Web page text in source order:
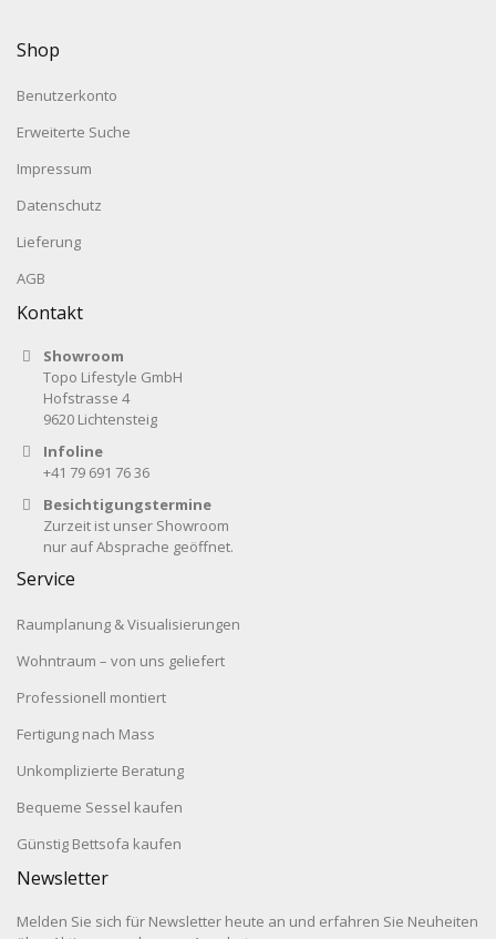
Shop
Benutzerkonto
Erweiterte Suche
Impressum
Datenschutz
Lieferung
AGB
Kontakt
Showroom
Topo Lifestyle GmbH
Hofstrasse 4
9620 Lichtensteig
Infoline
+41 79 691 76 36
Besichtigungstermine
Zurzeit ist unser Showroom
nur auf Absprache geöffnet.
Service
Raumplanung & Visualisierungen
Wohntraum – von uns geliefert
Professionell montiert
Fertigung nach Mass
Unkomplizierte Beratung
Bequeme Sessel kaufen
Günstig Bettsofa kaufen
Newsletter
Melden Sie sich für Newsletter heute an und erfahren Sie Neuheiten